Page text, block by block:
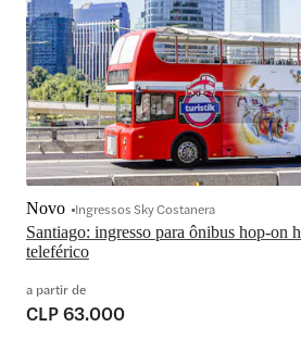
Santiago: ingresso para ônibus hop-on
teleférico
Novo Ingressos Sky Costanera
a partir de
CLP 63.000